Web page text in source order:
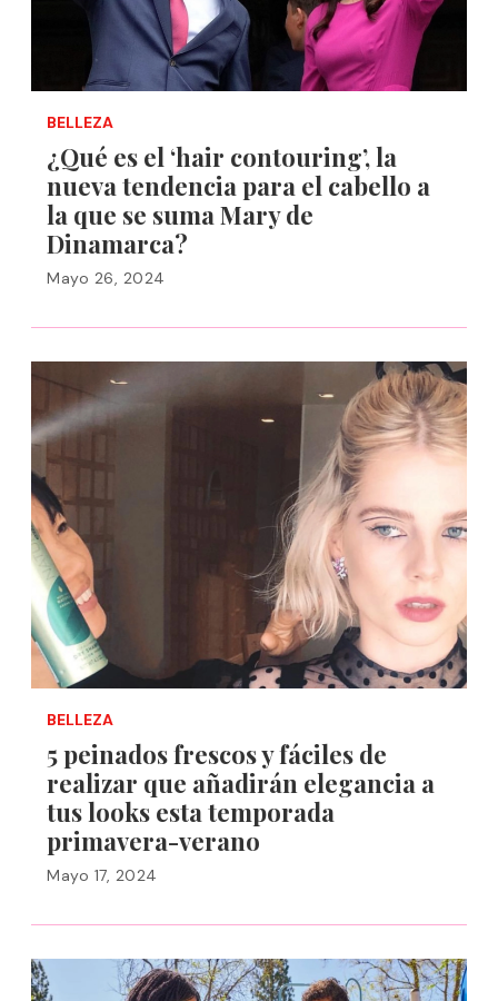
BELLEZA
¿Qué es el ‘hair contouring’, la
nueva tendencia para el cabello a
la que se suma Mary de
Dinamarca?
Mayo 26, 2024
BELLEZA
5 peinados frescos y fáciles de
realizar que añadirán elegancia a
tus looks esta temporada
primavera-verano
Mayo 17, 2024